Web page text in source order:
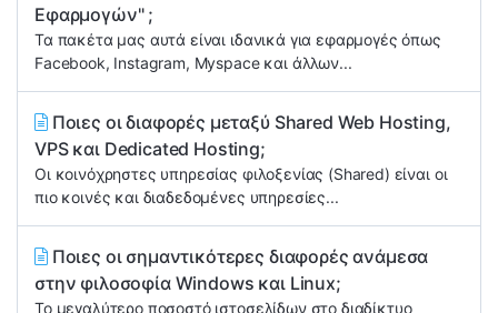
Εφαρμογών" ;
Τα πακέτα μας αυτά είναι ιδανικά για εφαρμογές όπως
Facebook, Instagram, Myspace και άλλων...
Ποιες οι διαφορές μεταξύ Shared Web Hosting,
VPS και Dedicated Hosting;
Οι κοινόχρηστες υπηρεσίας φιλοξενίας (Shared) είναι οι
πιο κοινές και διαδεδομένες υπηρεσίες...
Ποιες οι σημαντικότερες διαφορές ανάμεσα
στην φιλοσοφία Windows και Linux;
Το μεγαλύτερο ποσοστό ιστοσελίδων στο διαδίκτυο